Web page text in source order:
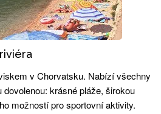
v Chorvatsku. Nabízí všechny
dovolenou: krásné pláže, širokou
možností pro sportovní aktivity.